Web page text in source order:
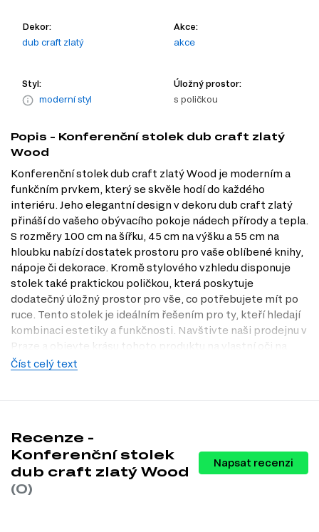
Dekor:
dub craft zlatý
Akce:
akce
Styl:
moderní styl
Úložný prostor:
s poličkou
Popis - Konferenční stolek dub craft zlatý
Wood
Konferenční stolek dub craft zlatý Wood je moderním a
funkčním prvkem, který se skvěle hodí do každého
interiéru. Jeho elegantní design v dekoru dub craft zlatý
přináší do vašeho obývacího pokoje nádech přírody a tepla.
S rozměry 100 cm na šířku, 45 cm na výšku a 55 cm na
hloubku nabízí dostatek prostoru pro vaše oblíbené knihy,
nápoje či dekorace. Kromě stylového vzhledu disponuje
stolek také praktickou poličkou, která poskytuje
dodatečný úložný prostor pro vše, co potřebujete mít po
ruce. Tento stolek je ideálním řešením pro ty, kteří hledají
kombinaci estetiky a funkčnosti. Navštivte naši prodejnu v
Praze a objevte krásu tohoto produktu na vlastní oči na
Dubok.cz.
těšit na dlouhou životnost stolu.
Stylový design.
Moderní styl a dekor dub craft zlatý se snadno
kombinuje s různými interiérovými styly, což usnadňuje jeho
zařazení do vašeho domova.
Praktická polička.
Číst celý text
Recenze -
Konferenční stolek
dub craft zlatý Wood
(0)
Napsat recenzi